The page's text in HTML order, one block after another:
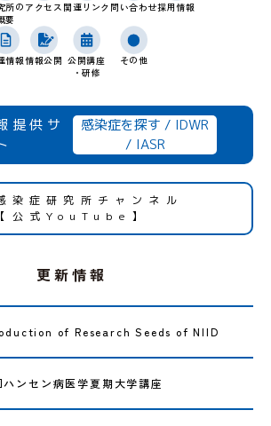
語 English
所の
要
アクセス 関連リンク 問い合わせ採用情報
情報情報公開 公開講座
・研修
その他
提供サ
感染症を探す / IDWR
/ IASR
染症研究所チャンネル
【公式YouTube】
更新情報
of Research Seeds of NIID
ハンセン病医学夏期大学講座